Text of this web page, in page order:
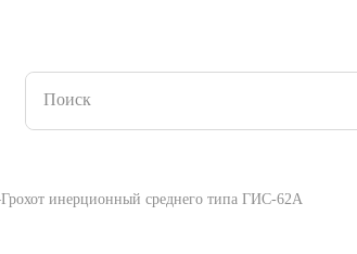
Грохот инерционный среднего типа ГИС-62А